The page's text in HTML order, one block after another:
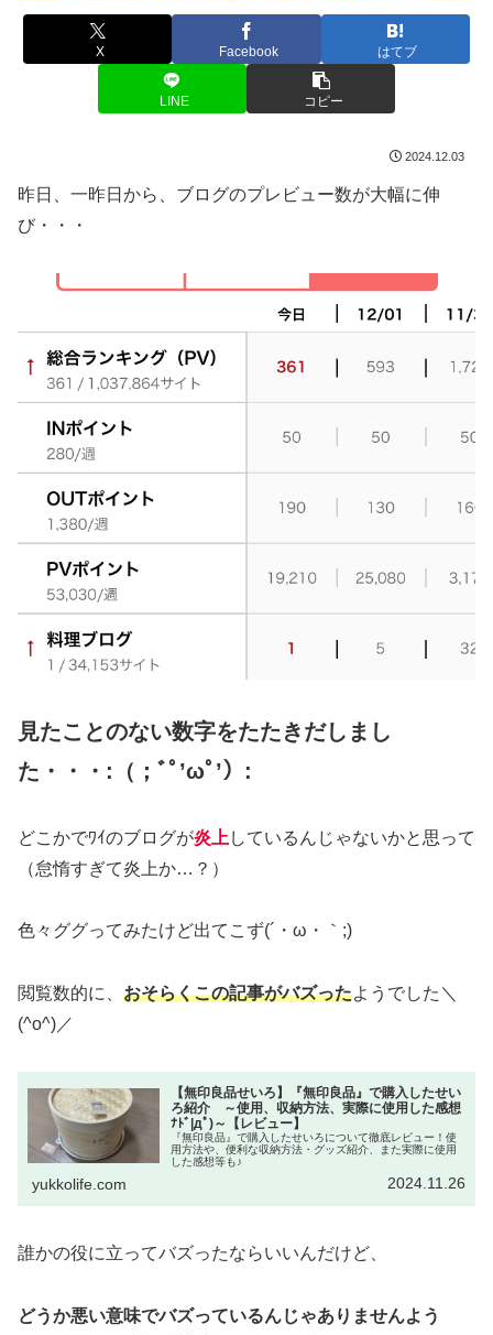
X Facebook はてブ
LINE コピー
2024.12.03
昨日、一昨日から、ブログのプレビュー数が大幅に伸
び・・・
見たことのない数字をたたきだしまし
た・・・:（；ﾞﾟ’ωﾟ’）:
どこかでﾜｲのブログが炎上 しているんじゃないかと思って
（怠惰すぎて炎上か…？）
色々ググってみたけど出てこず(´・ω・｀;)
閲覧数的に、 おそらくこの記事がバズったようでした＼
(^o^)／
【無印良品せいろ】『無印良品』で購入したせい
ろ紹介 ～使用、収納方法、実際に使用した感想
ﾅﾄﾞ|дﾟ)～【レビュー】
『無印良品』で購入したせいろについて徹底レビュー！使
用方法や、便利な収納方法・グッズ紹介、また実際に使用
した感想等も♪
yukkolife.com 2024.11.26
誰かの役に立ってバズったならいいんだけど、
どうか悪い意味でバズっているんじゃありませんよう